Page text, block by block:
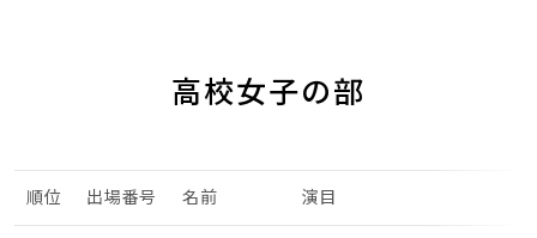
高校女子の部
順位 出場番号 名前 演目